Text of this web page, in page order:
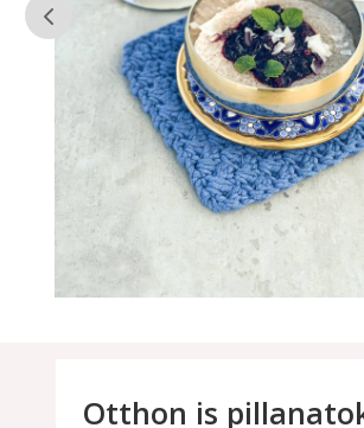
Otthon is